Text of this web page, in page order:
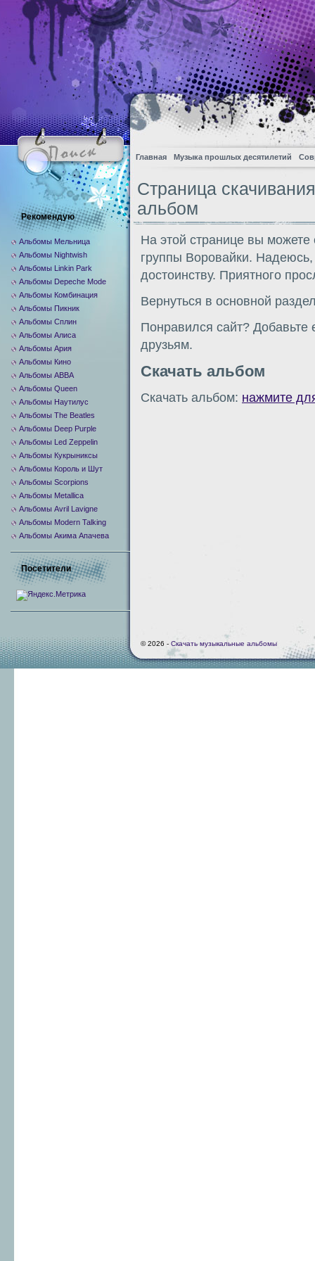
Главная Музыка прошлых десятилетий
Страница
альбом
На этой странице вы
группы Воровайки.
достоинству. Приятного
Вернуться в основной
Понравился сайт? Добавьте
друзьям.
Скачать альбом
Скачать альбом: нажмите
Рекомендую
Альбомы Мельница
Альбомы Nightwish
Альбомы Linkin Park
Альбомы Depeche Mode
Альбомы Комбинация
Альбомы Пикник
Альбомы Сплин
Альбомы Алиса
Альбомы Ария
Альбомы Кино
Альбомы ABBA
Альбомы Queen
Альбомы Наутилус
Альбомы The Beatles
Альбомы Deep Purple
Альбомы Led Zeppelin
Альбомы Кукрыниксы
Альбомы Король и Шут
Альбомы Scorpions
Альбомы Metallica
Альбомы Avril Lavigne
Альбомы Modern Talking
Альбомы Акима Апачева
Посетители
© 2026 - Скачать музыкальные альбомы